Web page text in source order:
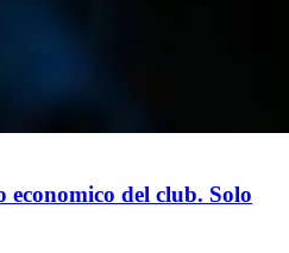
del club. Solo